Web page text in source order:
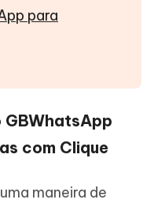
para
com Clique
maneira de